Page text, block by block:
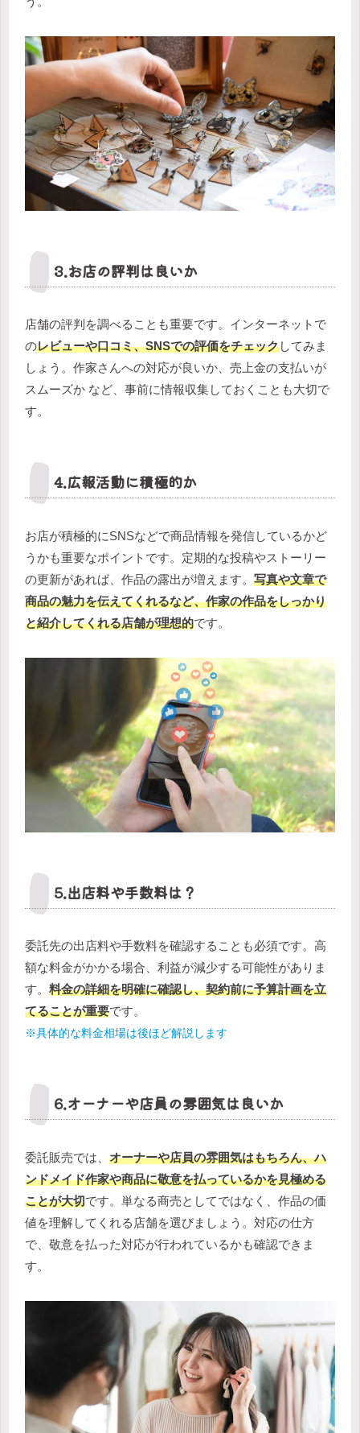
3.お店の評判は良いか
店舗の評判を調べることも重要です。インターネットで
のレビューや口コミ、SNSでの評価をチェックしてみま
しょう。作家さんへの対応が良いか、売上金の支払いが
スムーズか など、事前に情報収集しておくことも大切で
す。
4.広報活動に積極的か
お店が積極的にSNSなどで商品情報を発信しているかど
うかも重要なポイントです。定期的な投稿やストーリー
の更新があれば、作品の露出が増えます。 写真や文章で
商品の魅力を伝えてくれるなど、作家の作品をしっかり
と紹介してくれる店舗が理想的です。
5.出店料や手数料は？
委託先の出店料や手数料を確認することも必須です。高
額な料金がかかる場合、利益が減少する可能性がありま
す。 料金の詳細を明確に確認し、契約前に予算計画を立
てることが重要です。
※具体的な料金相場は後ほど解説します
6.オーナーや店員の雰囲気は良いか
委託販売では、 オーナーや店員の雰囲気はもちろん、ハ
ンドメイド作家や商品に敬意を払っているかを見極める
ことが大切です。単なる商売としてではなく、作品の価
値を理解してくれる店舗を選びましょう。対応の仕方
で、敬意を払った対応が行われているかも確認できま
す。